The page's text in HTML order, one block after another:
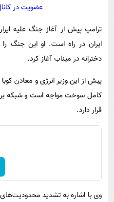
بین
حیات
عضویت در
ترامپ پیش از آغاز جنگ علیه
ایران در راه است. او این جنگ
دخترانه در میناب آغاز کرد.
پیش از این وزیر انرژی و معادن
کامل سوخت مواجه است و شبکه
قرار دارد.
وی با اشاره به تشدید